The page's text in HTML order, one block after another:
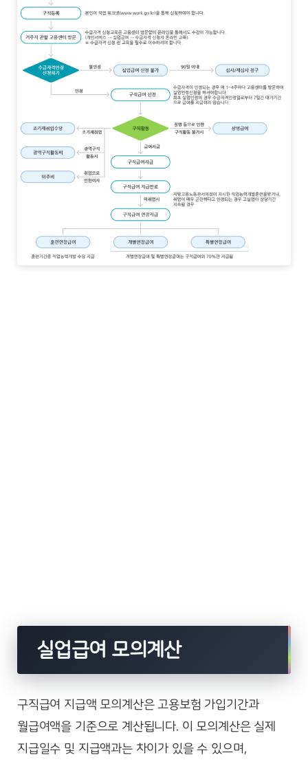
실업급여 모의계산
구직급여 지급액 모의계산은 고용보험 가입기간과
월급여액을 기준으로 계산됩니다. 이 모의계산은 실제
지급일수 및 지급액과는 차이가 있을 수 있으며,